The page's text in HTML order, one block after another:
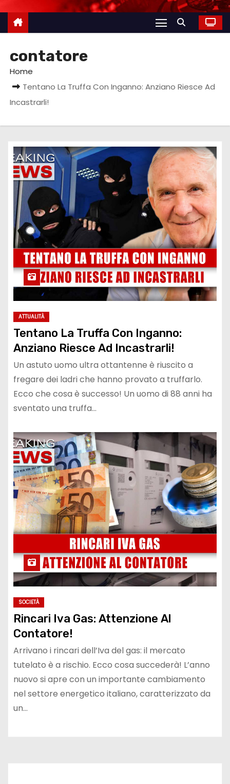
contatore
Home
Tentano La Truffa Con Inganno: Anziano Riesce Ad
Incastrarli!
ATTUALITÀ
Tentano La Truffa Con Inganno:
Anziano Riesce Ad Incastrarli!
Un astuto uomo ultra ottantenne è riuscito a
fregare dei ladri che hanno provato a truffarlo.
Ecco che cosa è successo! Un uomo di 88 anni ha
sventato una truffa…
SOCIETÀ
Rincari Iva Gas: Attenzione Al
Contatore!
Arrivano i rincari dell’Iva del gas: il mercato
tutelato è a rischio. Ecco cosa succederà! L’anno
nuovo si apre con un importante cambiamento
nel settore energetico italiano, caratterizzato da
un…